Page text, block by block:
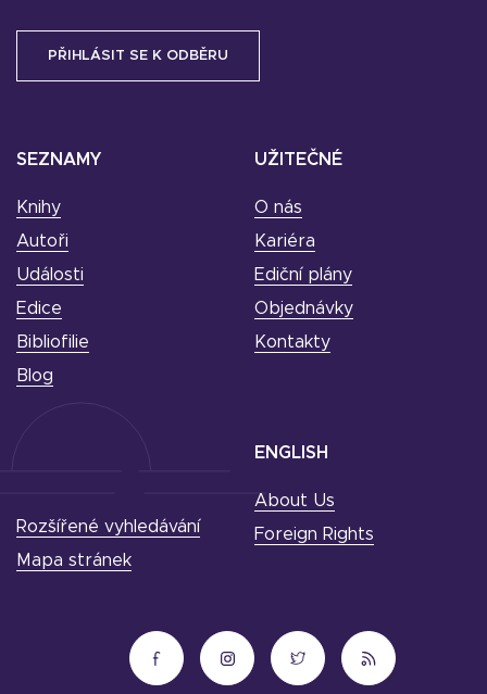
SEZNAMY
Knihy
Autoři
Události
Edice
Bibliofilie
Blog
UŽITEČNÉ
O nás
Kariéra
Ediční plány
Objednávky
Kontakty
ENGLISH
About Us
Foreign Rights
Rozšířené vyhledávání
Mapa stránek